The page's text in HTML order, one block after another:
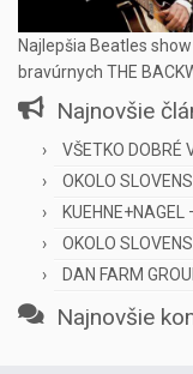
Najlepšia Beatles
bravúrnych THE
Najnovšie
VŠETKO DOBRÉ
OKOLO
OKOLO
DAN FARM
Najnovšie